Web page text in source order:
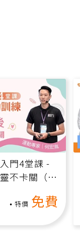
門4堂課 -
不卡關（線
特價 免費